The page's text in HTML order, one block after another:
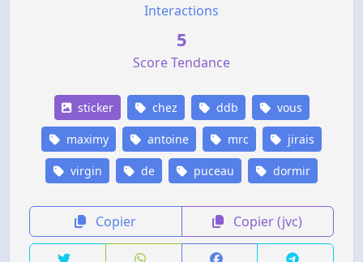
Interactions
5
Score Tendance
sticker chez ddb vous
maximy antoine mrc jirais
virgin de puceau dormir
Copier Copier (jvc)